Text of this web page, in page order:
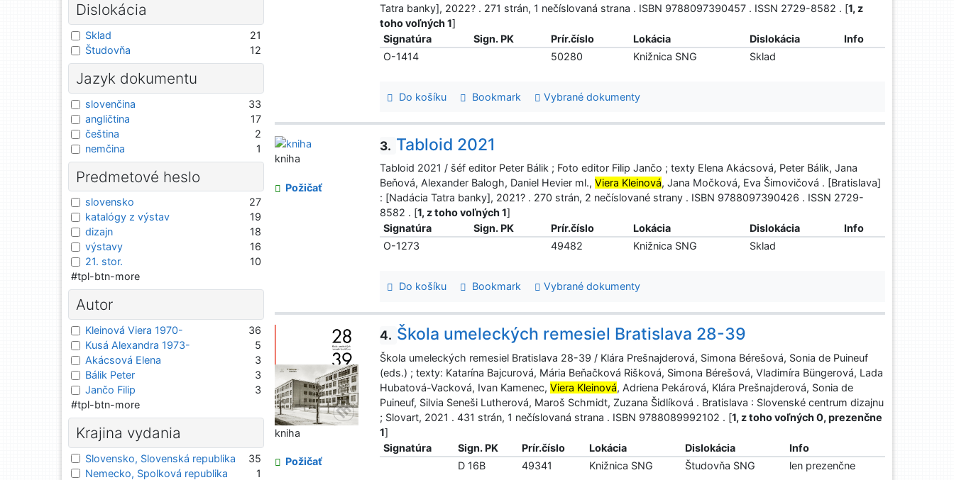
Tatra banky], 2022? . 271 strán, 1 nečíslovaná strana . ISBN 9788097390457 . ISSN 2729-8582 . [1, z
toho voľných 1]
Signatúra
Sign. PK Prír.číslo Lokácia Dislokácia
Info
O-1414
50280 Knižnica SNG Sklad
Do košíku Bookmark Vybrané dokumenty
3. Tabloid 2021
Tabloid 2021 / šéf editor Peter Bálik ; Foto editor Filip Jančo ; texty Elena Akácsová, Peter Bálik, Jana
Beňová, Alexander Balogh, Daniel Hevier ml.,Viera Kleinová, Jana Močková, Eva Šimovičová . [Bratislava]
: [Nadácia Tatra banky], 2021? . 270 strán, 2 nečíslované strany . ISBN 9788097390426 . ISSN 2729-
8582 . [1, z toho voľných 1]
Signatúra
Sign. PK Prír.číslo Lokácia Dislokácia
Info
O-1273
49482 Knižnica SNG Sklad
Do košíku Bookmark Vybrané dokumenty
kniha
Požičať
4. Škola umeleckých remesiel Bratislava 28-39
Škola umeleckých remesiel Bratislava 28-39 / Klára Prešnajderová, Simona Bérešová, Sonia de Puineuf
(eds.) ; texty: Katarína Bajcurová, Mária Beňačková Rišková, Simona Bérešová, Vladimíra Büngerová, Lada
Hubatová-Vacková, Ivan Kamenec,Viera Kleinová, Adriena Pekárová, Klára Prešnajderová, Sonia de
Puineuf, Silvia Seneši Lutherová, Maroš Schmidt, Zuzana Šidlíková . Bratislava : Slovenské centrum dizajnu
; Slovart, 2021 . 431 strán, 1 nečíslovaná strana . ISBN 9788089992102 . [1, z toho voľných 0, prezenčne
1]
Signatúra
Sign. PK Prír.číslo Lokácia Dislokácia
Info
D 16B
49341 Knižnica SNG Študovňa SNG len prezenčne
kniha
Požičať
Dislokácia
Sklad
21
Študovňa
12
Jazyk dokumentu
slovenčina
33
angličtina
17
čeština
2
nemčina
1
Predmetové heslo
slovensko
27
katalógy z výstav
19
dizajn
18
výstavy
16
21. stor.
10
#tpl-btn-more
Autor
Kleinová Viera 1970-
36
Kusá Alexandra 1973-
5
Akácsová Elena
3
Bálik Peter
3
Jančo Filip
3
#tpl-btn-more
Krajina vydania
Slovensko, Slovenská republika
35
Nemecko, Spolková republika
1